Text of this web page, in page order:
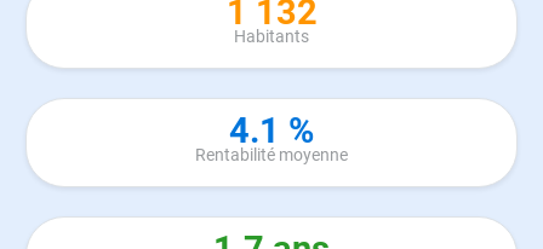
1 132
Habitants
4.1 %
Rentabilité moyenne